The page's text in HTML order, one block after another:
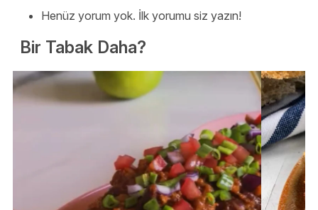
Henüz yorum yok. İlk yorumu siz yazın!
Bir Tabak Daha?